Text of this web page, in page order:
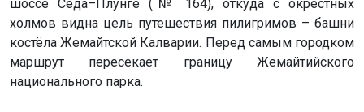
шоссе Седа–Плунге (№ 164), откуда с окрестных
холмов видна цель путешествия пилигримов – башни
костёла Жемайтской Калварии. Перед самым городком
маршрут пересекает границу Жемайтийского
национального парка.